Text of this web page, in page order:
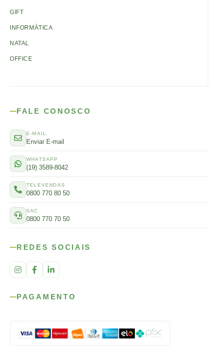
GIFT
INFORMÁTICA
NATAL
OFFICE
FALE CONOSCO
E-MAIL
Enviar E-mail
WHATSAPP
(19) 3589-8042
TELEVENDAS
0800 770 80 50
SAC
0800 770 70 50
REDES SOCIAIS
PAGAMENTO